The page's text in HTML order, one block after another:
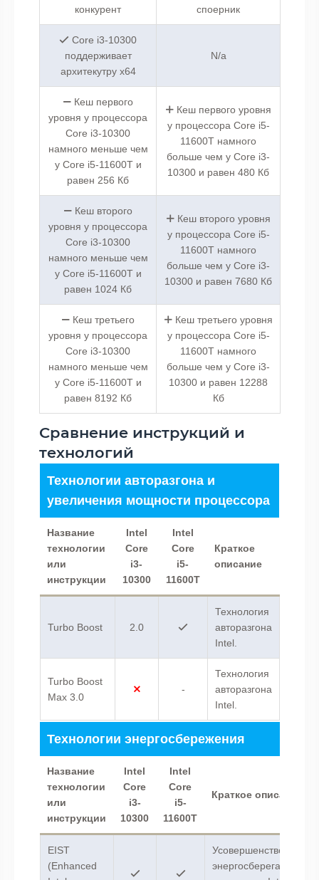
конкурент
споерник
Core i3-10300
поддерживает
архитекутру x64
N/a
Кеш первого
уровня у процессора
Core i3-10300
намного меньше чем
у Core i5-11600T и
равен 256 Кб
Кеш первого уровня
у процессора Core i5-
11600T намного
больше чем у Core i3-
10300 и равен 480 Кб
Кеш второго
уровня у процессора
Core i3-10300
намного меньше чем
у Core i5-11600T и
равен 1024 Кб
Кеш второго уровня
у процессора Core i5-
11600T намного
больше чем у Core i3-
10300 и равен 7680 Кб
Кеш третьего
уровня у процессора
Core i3-10300
намного меньше чем
у Core i5-11600T и
равен 8192 Кб
Кеш третьего уровня
у процессора Core i5-
11600T намного
больше чем у Core i3-
10300 и равен 12288
Кб
Сравнение инструкций и
технологий
Технологии авторазгона и
увеличения мощности процессора
Название
технологии
или
инструкции
Intel
Core
i3-
10300
Intel
Core
i5-
11600T
Краткое
описание
Turbo Boost 2.0
Технология
авторазгона
Intel.
Turbo Boost
Max 3.0
-
Технология
авторазгона
Intel.
Технологии энергосбережения
Название
технологии
или
инструкции
Intel
Core
i3-
10300
Intel
Core
i5-
11600T
Краткое описание
EIST
(Enhanced
Усовершенствованная
энергосберегающая